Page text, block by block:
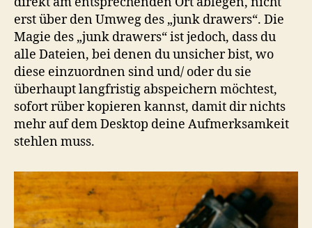
erst über den Umweg des „junk drawers“. Die
Magie des „junk drawers“ ist jedoch, dass du
alle Dateien, bei denen du unsicher bist, wo
diese einzuordnen sind und/ oder du sie
überhaupt langfristig abspeichern möchtest,
sofort rüber kopieren kannst, damit dir nichts
mehr auf dem Desktop deine Aufmerksamkeit
stehlen muss.